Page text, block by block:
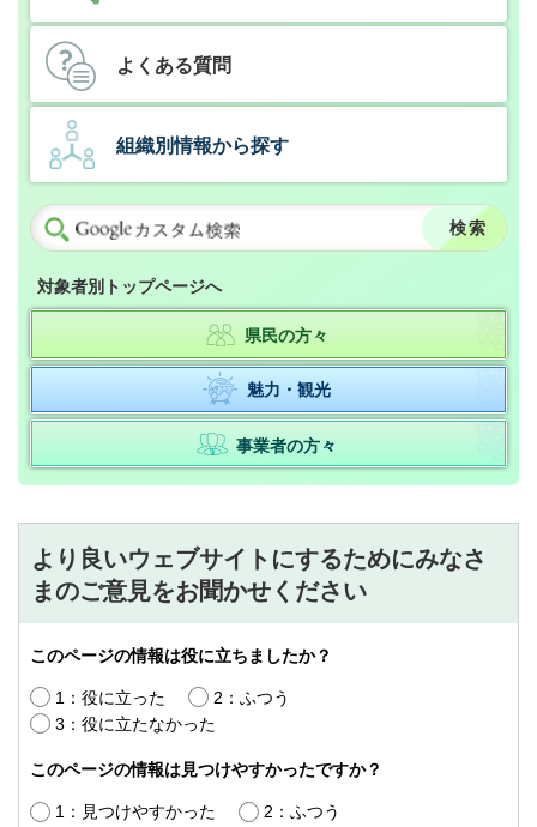
よくある質問
組織別情報から探す
対象者別トップページへ
県民の方々
魅力・観光
事業者の方々
より良いウェブサイトにするためにみなさ
まのご意見をお聞かせください
このページの情報は役に立ちましたか？
1：役に立った
2：ふつう
3：役に立たなかった
このページの情報は見つけやすかったですか？
1：見つけやすかった
2：ふつう